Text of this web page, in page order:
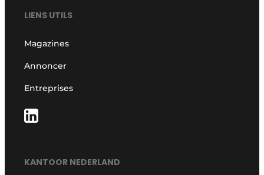
LIENS UTILS
Magazines
Annoncer
Entreprises
KANTOOR NEDERLAND